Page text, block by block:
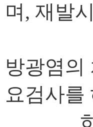
며, 재발
방광염의
요검사를